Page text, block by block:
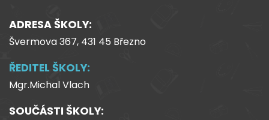
ADRESA ŠKOLY:
Švermova 367, 431 45 Březno
ŘEDITEL ŠKOLY:
Mgr.Michal Vlach
SOUČÁSTI ŠKOLY: